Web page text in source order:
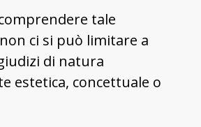
tale
ci si può limitare a
di natura
estetica, concettuale o